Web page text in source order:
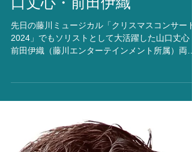
【コンサート出演情報】山